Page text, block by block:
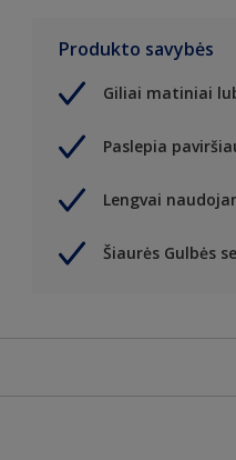
Produkto savybės
Giliai matiniai
Paslepia
Lengvai
Šiaurės Gulbės